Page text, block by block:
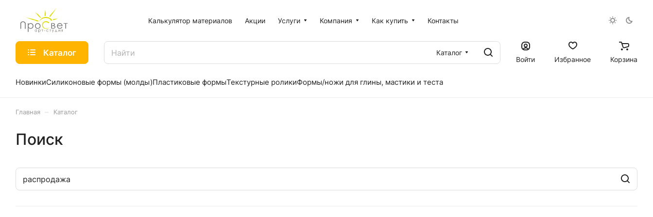
Калькулятор материалов Акции Услуги Компания Как купить Контакты
Каталог
Каталог
Войти
Избранное Корзина
НовинкиСиликоновые формы (молды)Пластиковые формыТекстурные роликиФормы/ножи для глины, мастики и теста
Главная Каталог
Поиск